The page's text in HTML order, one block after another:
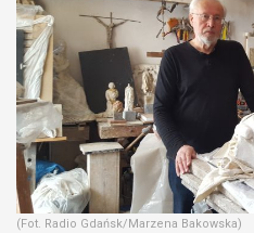
(Fot. Radio Gdańsk/Marzena Bakowska)